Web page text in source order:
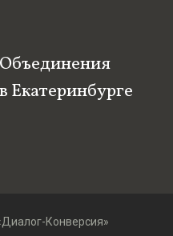
Екатеринбурге
Конверсия»